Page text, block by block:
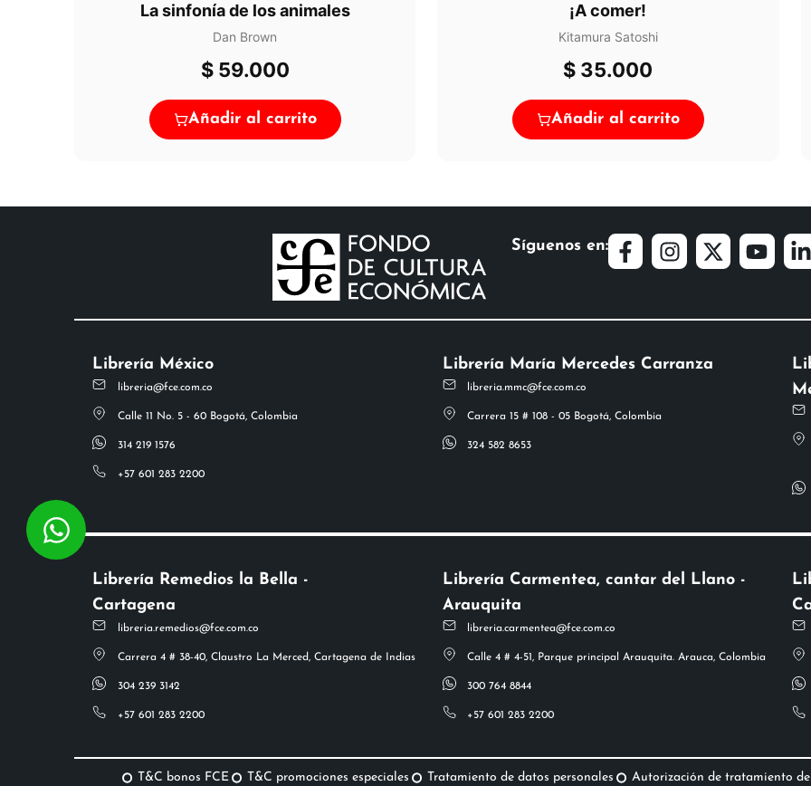
La sinfonía de los animales
Dan Brown
$59.000
Añadir al carrito
¡A comer!
Kitamura Satoshi
$ 35.000
Añadir al carrito
Síguenos en:
Librería México
libreria@fce.com.co
Calle 11 No. 5 - 60 Bogotá, Colombia
314 219 1576
+57 601 283 2200
Librería María Mercedes Carranza
libreria.mmc@fce.com.co
Carrera 15 # 108 - 05 Bogotá, Colombia
324 582 8653
Librería Remedios la Bella -
Cartagena
libreria.remedios@fce.com.co
Carrera 4 # 38-40, Claustro La Merced, Cartagena de Indias
304 239 3142
+57 601 283 2200
Librería Carmentea, cantar del Llano -
Arauquita
libreria.carmentea@fce.com.co
Calle 4 # 4-51, Parque principal Arauquita. Arauca, Colombia
300 764 8844
+57 601 283 2200
T&C bonos FCE T&C promociones especiales Tratamiento de datos personales Autorización de tratamiento